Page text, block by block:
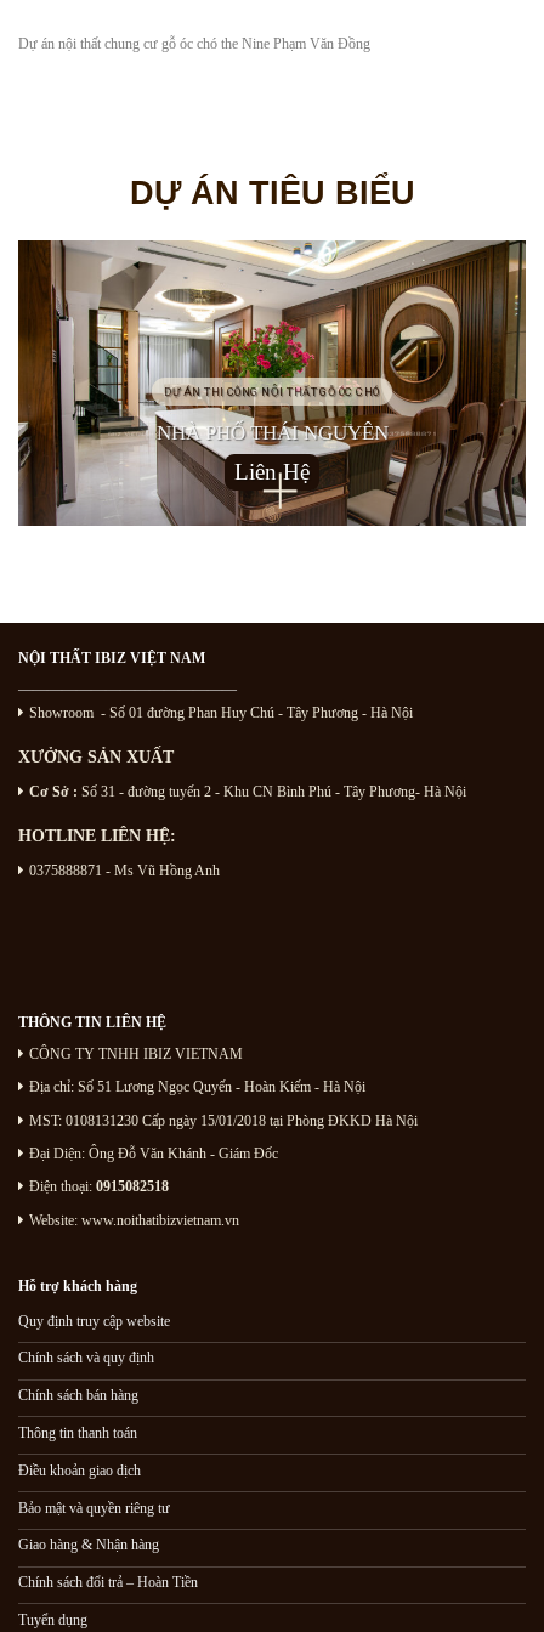
Dự án nội thất chung cư gỗ óc chó the Nine Phạm Văn Đồng
DỰ ÁN TIÊU BIỂU
DỰ ÁN THI CÔNG NỘI THẤT GỖ ÓC CHÓ
NHÀ PHỐ THÁI NGUYÊN
Liên Hệ
NỘI THẤT IBIZ VIỆT NAM
———————————————
Showroom - Số 01 đường Phan Huy Chú - Tây Phương - Hà Nội
XƯỞNG SẢN XUẤT
Cơ Sở : Số 31 - đường tuyến 2 - Khu CN Bình Phú - Tây Phương- Hà Nội
HOTLINE LIÊN HỆ:
0375888871 - Ms Vũ Hồng Anh
THÔNG TIN LIÊN HỆ
CÔNG TY TNHH IBIZ VIETNAM
Địa chỉ: Số 51 Lương Ngọc Quyến - Hoàn Kiếm - Hà Nội
MST: 0108131230 Cấp ngày 15/01/2018 tại Phòng ĐKKD Hà Nội
Đại Diện: Ông Đỗ Văn Khánh - Giám Đốc
Điện thoại: 0915082518
Website: www.noithatibizvietnam.vn
Hỗ trợ khách hàng
Quy định truy cập website
Chính sách và quy định
Chính sách bán hàng
Thông tin thanh toán
Điều khoản giao dịch
Bảo mật và quyền riêng tư
Giao hàng & Nhận hàng
Chính sách đổi trả – Hoàn Tiền
Tuyển dụng